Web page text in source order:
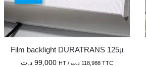
Film backlight DURATRANS 125µ
99,000 د.ت HT / 118,988 د.ت TTC